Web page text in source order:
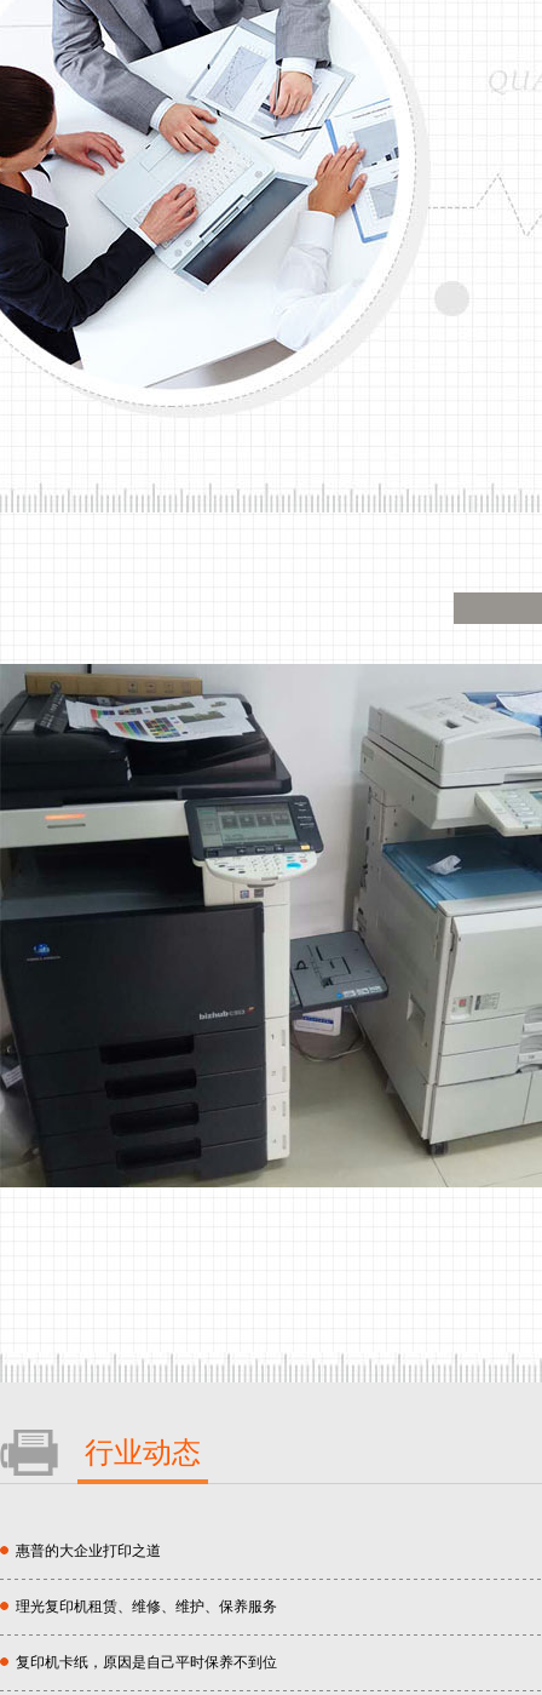
行业动态
惠普的大企业打印之道
理光复印机租赁、维修、维护、保养服务
复印机卡纸，原因是自己平时保养不到位